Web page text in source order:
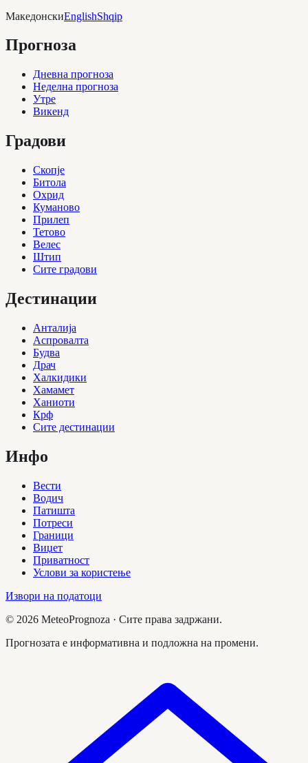
МакедонскиEnglishShqip
Прогноза
Дневна прогноза
Неделна прогноза
Утре
Викенд
Градови
Скопје
Битола
Охрид
Куманово
Прилеп
Тетово
Велес
Штип
Сите градови
Дестинации
Анталија
Аспровалта
Будва
Драч
Халкидики
Хамамет
Ханиоти
Крф
Сите дестинации
Инфо
Вести
Водич
Патишта
Потреси
Граници
Виџет
Приватност
Услови за користење
Извори на податоци
© 2026 MeteoPrognoza · Сите права задржани.
Прогнозата е информативна и подложна на промени.